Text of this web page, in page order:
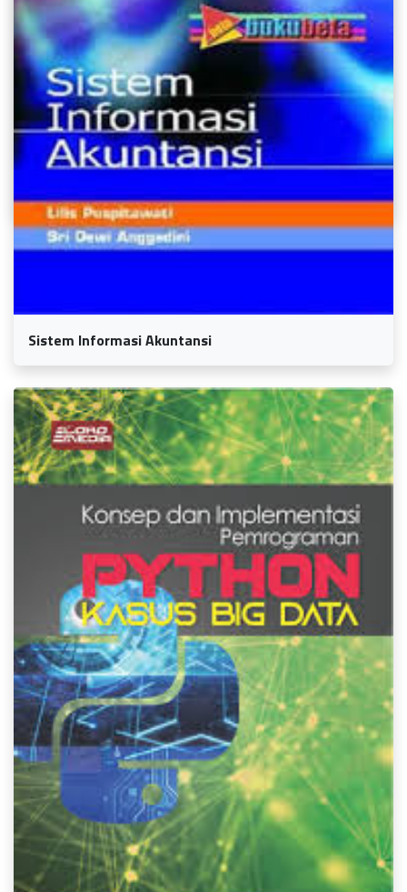
Sistem Informasi Geografis
Sistem Informasi Akuntansi